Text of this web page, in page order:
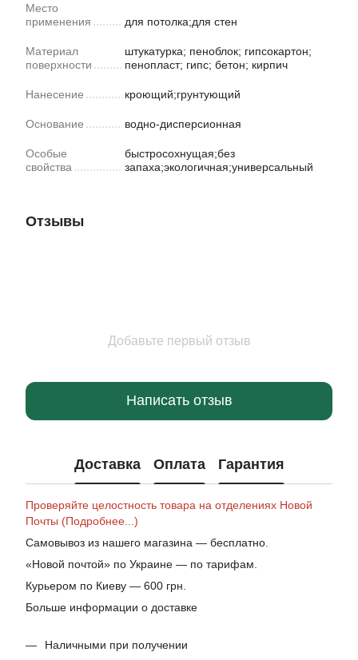
Место
применения
для потолка;для стен
Материал
поверхности
штукатурка; пеноблок; гипсокартон;
пенопласт; гипс; бетон; кирпич
Нанесение кроющий;грунтующий
Основание водно-дисперсионная
Особые
свойства
быстросохнущая;без
запаха;экологичная;универсальный
Отзывы
Добавьте первый отзыв
Написать отзыв
Доставка Оплата Гарантия
Проверяйте целостность товара на отделениях Новой
Почты (Подробнее...)
Самовывоз из нашего магазина — бесплатно.
«Новой почтой» по Украине — по тарифам.
Курьером по Киеву — 600 грн.
Больше информации о доставке
Наличными при получении